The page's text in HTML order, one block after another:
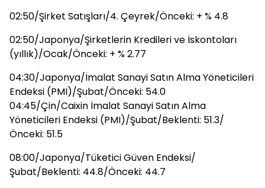
02:50/Şirket Satışları/4. Çeyrek/Önceki: + % 4.8
02:50/Japonya/Şirketlerin Kredileri ve İskontoları
(yıllık)/Ocak/Önceki: + % 2.77
04:30/Japonya/İmalat Sanayi Satın Alma Yöneticileri
Endeksi (PMI)/Şubat/Önceki: 54.0
04:45/Çin/Caixin İmalat Sanayi Satın Alma
Yöneticileri Endeksi (PMI)/Şubat/Beklenti: 51.3/
Önceki: 51.5
08:00/Japonya/Tüketici Güven Endeksi/
Şubat/Beklenti: 44.8/Önceki: 44.7